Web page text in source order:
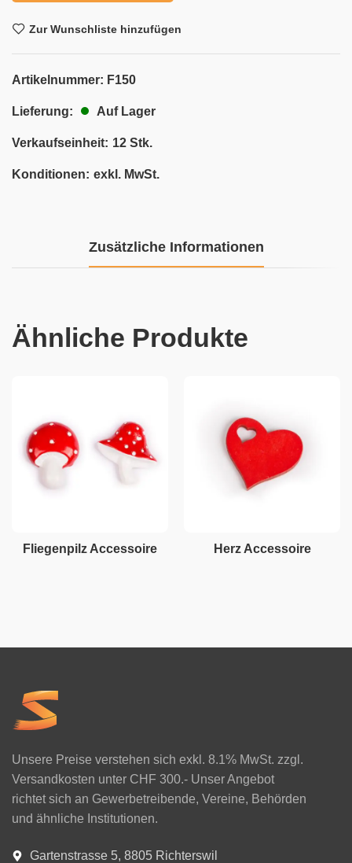
Zur Wunschliste hinzufügen
Artikelnummer: F150
Lieferung: Auf Lager
Verkaufseinheit: 12 Stk.
Konditionen: exkl. MwSt.
Zusätzliche Informationen
Ähnliche Produkte
Fliegenpilz Accessoire Herz Accessoire
Unsere Preise verstehen sich exkl. 8.1% MwSt. zzgl.
Versandkosten unter CHF 300.- Unser Angebot
richtet sich an Gewerbetreibende, Vereine, Behörden
und ähnliche Institutionen.
Gartenstrasse 5, 8805 Richterswil